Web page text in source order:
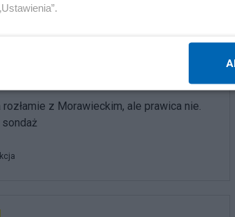
rozłamie z Morawieckim, ale prawica nie.